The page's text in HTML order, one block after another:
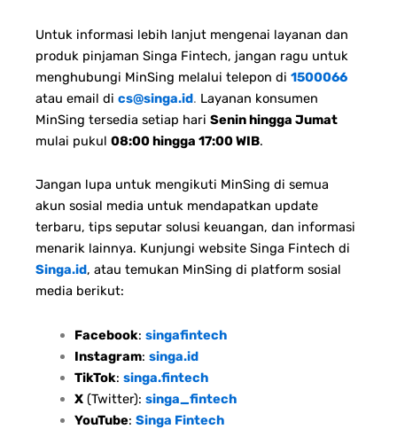
Untuk informasi lebih lanjut mengenai layanan dan
produk pinjaman Singa Fintech, jangan ragu untuk
menghubungi MinSing melalui telepon di 1500066
atau email di cs@singa.id. Layanan konsumen
MinSing tersedia setiap hari Senin hingga Jumat
mulai pukul 08:00 hingga 17:00 WIB.
Jangan lupa untuk mengikuti MinSing di semua
akun sosial media untuk mendapatkan update
terbaru, tips seputar solusi keuangan, dan informasi
menarik lainnya. Kunjungi website Singa Fintech di
Singa.id, atau temukan MinSing di platform sosial
media berikut:
Facebook: singafintech
Instagram: singa.id
TikTok: singa.fintech
X(Twitter): singa_fintech
YouTube: Singa Fintech